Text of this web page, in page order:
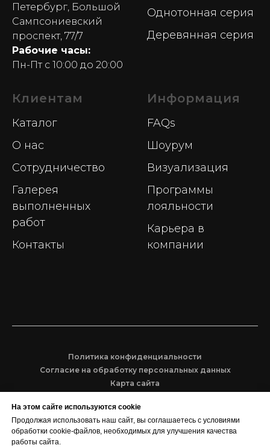
Петербург, Большой
Сампсониевский
проспект, 77/7
Рабочие часы:
Пн-Пт с 10:00 до 20:00
Однотонная серия
Деревянная серия
Клиентам
Каталог
О нас
Сотрудничество
Галерея
выполненных
работ
Контакты
Информация
FAQs
Шоурум
Визуализация
Программы
лояльности
Карьера в
компании
Политика конфиденциальности
Согласие на обработку персональных данных
Карта сайта
© 2026 ООО "НОВАЛАЙН"
Декоративные стеновые панели для интерьеров.
Выгодные цены.
На этом сайте используются cookie
Продолжая использовать наш сайт, вы соглашаетесь с условиями
обработки cookie-файлов, необходимых для улучшения качества
работы сайта.